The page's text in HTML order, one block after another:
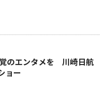
のエンタメを 川崎日航
ョー